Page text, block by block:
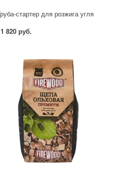
стартер для розжига угля
1 820 руб.